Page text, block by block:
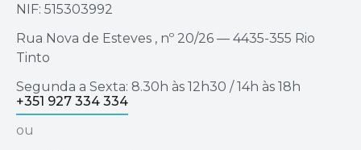
NIF: 515303992
Rua Nova de Esteves , nº 20/26 — 4435-355 Rio
Tinto
Segunda a Sexta: 8.30h às 12h30 / 14h às 18h
+351 927 334 334
ou